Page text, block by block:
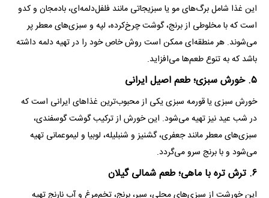
این غذا شامل برگ‌های مو یا سبزیجاتی مانند فلفل‌دلمه‌ای، بادمجان و کدو
است که با مخلوطی از برنج، گوشت چرخ‌کرده، لپه و سبزی‌های معطر پر
می‌شوند. هر منطقه‌ای ممکن است روش خاص خود را در تهیه دلمه داشته
باشد که به تنوع طعم‌ها می‌افزاید.
۵. خورش سبزی؛ طعم اصیل ایرانی
خورش سبزی یا قورمه سبزی یکی از محبوب‌ترین غذا‌های ایرانی است که
در شب عید نیز تهیه می‌شود. این خورش از ترکیب گوشت گوسفندی،
سبزی‌های معطر مانند جعفری، گشنیز و شنبلیله، لوبیا و لیموعمانی تهیه
می‌شود و با برنج سرو می‌گردد.
۶. ترش تره با ماهی؛ طعم شمالی گیلان
این خورشت از سبزی‌های محلی، سیر، برنج، تخم‌مرغ و آب نارنج تهیه